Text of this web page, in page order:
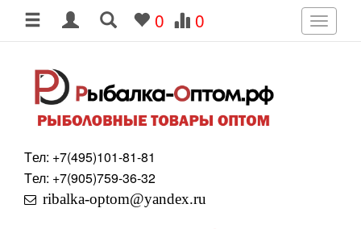
0 0
Toggle
Tел: +7(495)101-81-81
Tел: +7(905)759-36-32
ribalka-optom@yandex.ru